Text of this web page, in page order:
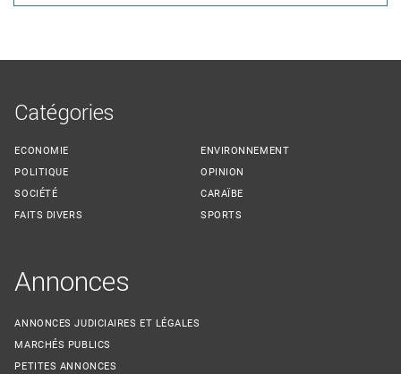
Catégories
ECONOMIE
POLITIQUE
SOCIÉTÉ
FAITS DIVERS
ENVIRONNEMENT
OPINION
CARAÏBE
SPORTS
Annonces
ANNONCES JUDICIAIRES ET LÉGALES
MARCHÉS PUBLICS
PETITES ANNONCES